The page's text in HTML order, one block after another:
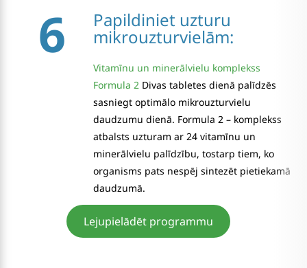
6 Papildiniet uzturu
mikrouzturvielām:
Vitamīnu un minerālvielu komplekss
Formula 2 Divas tabletes dienā palīdzēs
sasniegt optimālo mikrouzturvielu
daudzumu dienā. Formula 2 – komplekss
atbalsts uzturam ar 24 vitamīnu un
minerālvielu palīdzību, tostarp tiem, ko
organisms pats nespēj sintezēt pietiekamā
daudzumā.
Lejupielādēt programmu